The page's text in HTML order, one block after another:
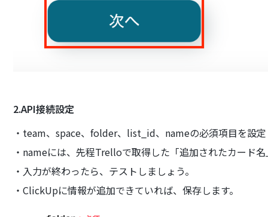
2.API接続設定
・team、space、folder、list_id、nameの必須項目を設
・nameには、先程Trelloで取得した「追加されたカード
・入力が終わったら、テストしましょう。
・ClickUpに情報が追加できていれば、保存します。